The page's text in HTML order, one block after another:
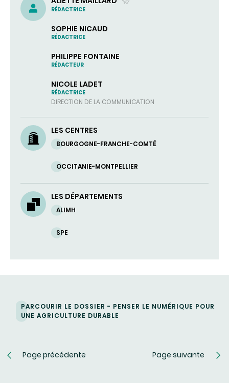
(ENVOYER
COURRIEL)
RÉDACTRICE
SOPHIE NICAUD
RÉDACTRICE
PHILIPPE FONTAINE
RÉDACTEUR
NICOLE LADET
RÉDACTRICE
DIRECTION DE LA COMMUNICATION
LES CENTRES
BOURGOGNE-FRANCHE-COMTÉ
OCCITANIE-MONTPELLIER
LES DÉPARTEMENTS
ALIMH
SPE
PARCOURIR LE DOSSIER - PENSER LE NUMÉRIQUE POUR
UNE AGRICULTURE DURABLE
Page précédente Page suivante